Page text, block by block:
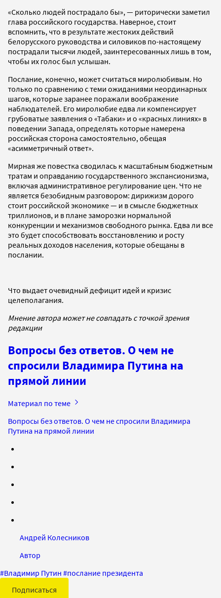
«Сколько людей пострадало бы», — риторически заметил
глава российского государства. Наверное, стоит
вспомнить, что в результате жестоких действий
белорусского руководства и силовиков по-настоящему
пострадали тысячи людей, заинтересованных лишь в том,
чтобы их голос был услышан.
Послание, конечно, может считаться миролюбивым. Но
только по сравнению с теми ожиданиями неординарных
шагов, которые заранее поражали воображение
наблюдателей. Его миролюбие едва ли компенсирует
грубоватые заявления о «Табаки» и о «красных линиях» в
поведении Запада, определять которые намерена
российская сторона самостоятельно, обещая
«асимметричный ответ».
Мирная же повестка сводилась к масштабным бюджетным
тратам и оправданию государственного экспансионизма,
включая административное регулирование цен. Что не
является безобидным разговором: дирижизм дорого
стоит российской экономике — и в смысле бюджетных
триллионов, и в плане заморозки нормальной
конкуренции и механизмов свободного рынка. Едва ли все
это будет способствовать восстановлению и росту
реальных доходов населения, которые обещаны в
послании.
Что выдает очевидный дефицит идей и кризис
целеполагания.
Мнение автора может не совпадать с точкой зрения
редакции
Вопросы без ответов. О чем не
спросили Владимира Путина на
прямой линии
Материал по теме
Вопросы без ответов. О чем не спросили Владимира
Путина на прямой линии
Андрей Колесников
Автор
#Владимир Путин #послание президента
Подписаться